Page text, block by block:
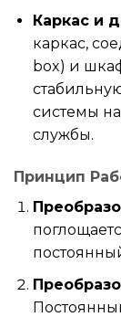
Каркас и
каркас,
box) и
системы
службы.
Принцип